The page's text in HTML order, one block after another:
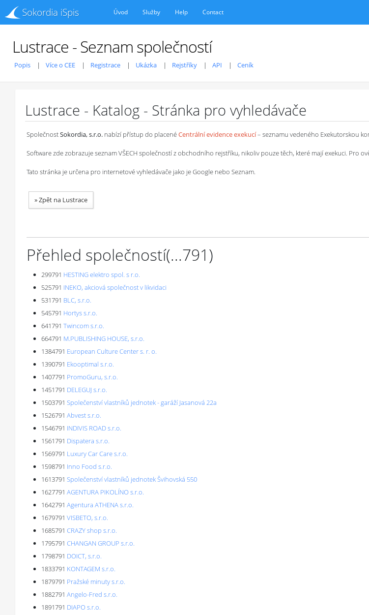
Sokordia iSpis Úvod Služby Help Contact
Lustrace - Seznam společností
Popis Více o CEE Registrace Ukázka Rejstříky API Ceník
Lustrace - Katalog - Stránka pro vyhledávače
SpolečnostSokordia, s.r.o. nabízí přístup do placenéCentrální evidence exekucí– seznamu vedeného Exekutorskou
Software zde zobrazuje seznam VŠECH společností z obchodního rejstříku, nikoliv pouze těch, které mají exekuci. Pro
Tato stránka je určena pro internetové vyhledávače jako je Google nebo Seznam.
»Zpět na Lustrace
Přehled společností(...791)
299791 HESTING elektro spol. s r.o.
525791 INEKO, akciová společnost v likvidaci
531791 BLC, s.r.o.
545791 Hortys s.r.o.
641791 Twincom s.r.o.
664791 M.PUBLISHING HOUSE, s.r.o.
1384791 European Culture Center s. r. o.
1390791 Ekooptimal s.r.o.
1407791 PromoGuru, s.r.o.
1451791 DELEGUJ s.r.o.
1503791 Společenství vlastníků jednotek - garáží Jasanová 22a
1526791 Abvest s.r.o.
1546791 INDIVIS ROAD s.r.o.
1561791 Dispatera s.r.o.
1569791 Luxury Car Care s.r.o.
1598791 Inno Food s.r.o.
1613791 Společenství vlastníků jednotek Švihovská 550
1627791 AGENTURA PIKOLÍNO s.r.o.
1642791 Agentura ATHENA s.r.o.
1679791 VISBETO, s.r.o.
1685791 CRAZY shop s.r.o.
1795791 CHANGAN GROUP s.r.o.
1798791 DOICT, s.r.o.
1833791 KONTAGEM s.r.o.
1879791 Pražské minuty s.r.o.
1882791 Angelo-Fred s.r.o.
1891791 DIAPO s.r.o.